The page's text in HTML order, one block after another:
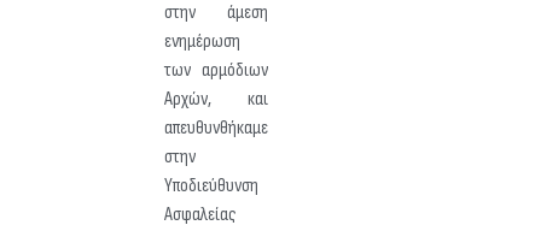
στην άμεση
ενημέρωση
των αρμόδιων
Αρχών, και
απευθυνθήκαμε
στην
Υποδιεύθυνση
Ασφαλείας